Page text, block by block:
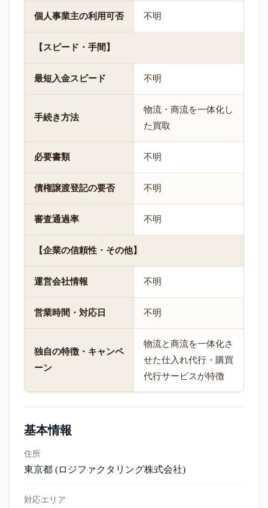
個人事業主の利用可否 不明
【スピード・手間】
最短入金スピード 不明
手続き方法
物流・商流を一体化し
た買取
必要書類 不明
債権譲渡登記の要否 不明
審査通過率 不明
【企業の信頼性・その他】
運営会社情報 不明
営業時間・対応日 不明
独自の特徴・キャンペ
ーン
物流と商流を一体化さ
せた仕入れ代行・購買
代行サービスが特徴
基本情報
住所
東京都 (ロジファクタリング株式会社)
対応エリア